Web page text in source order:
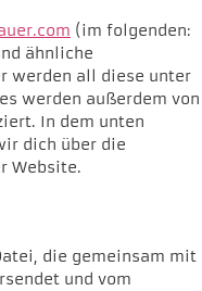
(im folgenden:
ähnliche
werden all diese unter
werden außerdem von
In dem unten
dich über die
Website.
die gemeinsam mit
und vom